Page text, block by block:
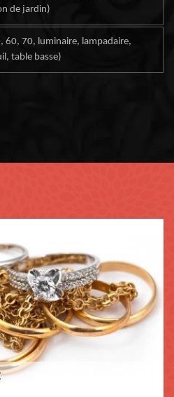
de jardin)
60, 70, luminaire, lampadaire,
table basse)